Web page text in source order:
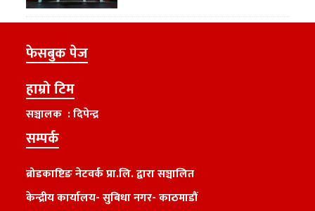
फेसबुक पेज
हाम्रो टिम
सञ्चालक : दिपेन्द्र
सम्पर्क
ब्रोडकाष्टिङ नेटवर्क प्रा.लि. द्वारा सञ्चालित
केन्द्रीय कार्यालय-सुबिधा नगर- काठमाडौं